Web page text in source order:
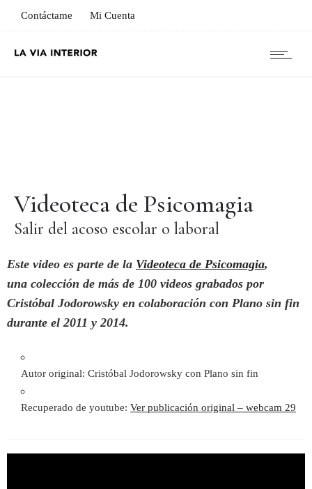
Contáctame Mi Cuenta
Videoteca de Psicomagia
Salir del acoso escolar o laboral
Este video es parte de la Videoteca de Psicomagia,
una colección de más de 100 videos grabados por
Cristóbal Jodorowsky en colaboración con Plano sin fin
durante el 2011 y 2014.
Autor original: Cristóbal Jodorowsky con Plano sin fin
Recuperado de youtube: Ver publicación original – webcam 29